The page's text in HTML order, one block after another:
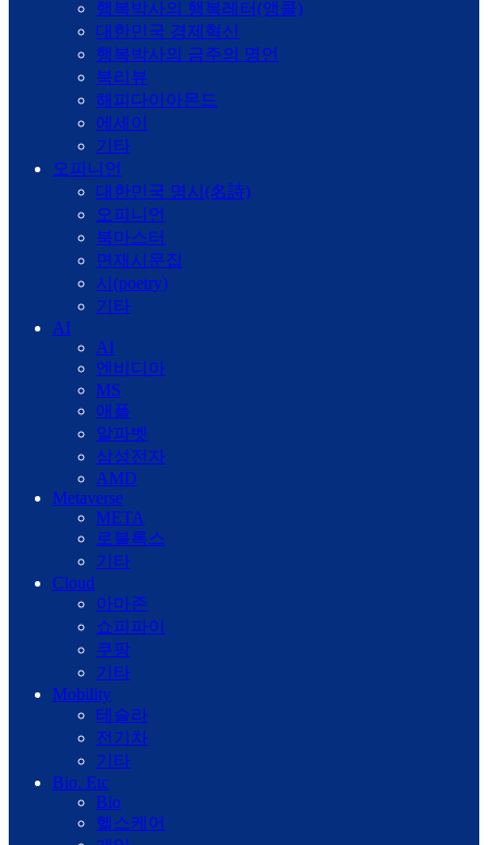
행복박사의 행복레터(앵콜)
대한민국 경제혁신
행복박사의 금주의 명언
북리뷰
해피다이아몬드
에세이
기타
오피니언
대한민국 명시(名詩)
오피니언
북마스터
면재시문집
시(poetry)
기타
AI
AI
엔비디아
MS
애플
알파벳
삼성전자
AMD
Metaverse
META
로블록스
기타
Cloud
아마존
쇼피파이
쿠팡
기타
Mobility
테슬라
전기차
기타
Bio. Etc
Bio
헬스케어